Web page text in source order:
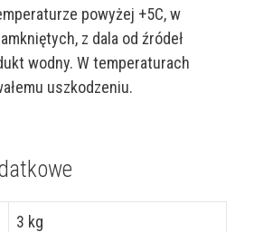
powyżej +5C, w
z dala od źródeł
wodny. W temperaturach
uszkodzeniu.
3 kg